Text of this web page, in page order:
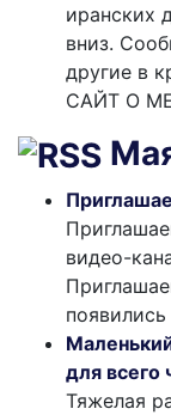
иранских
вниз.
другие в
САЙТ О
видео-
появились
для всего
Тяжелая